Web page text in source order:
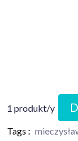
1 produkt/y
Tags :